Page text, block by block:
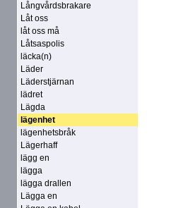
Långvårdsbrakare
Låt oss
låt oss må
Låtsaspolis
läcka(n)
Läder
Läderstjärnan
lädret
Lägda
lägenhet
lägenhetsbråk
Lägerhaff
lägg en
lägga
lägga drallen
Lägga en